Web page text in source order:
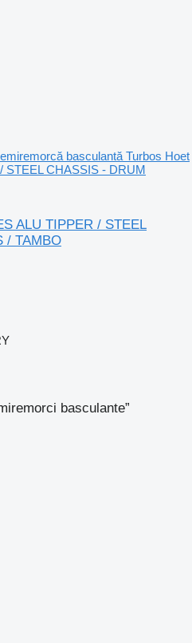
basculantă Turbos Hoet
STEEL CHASSIS - DRUM
ALU TIPPER / STEEL
/ TAMBO
basculante”